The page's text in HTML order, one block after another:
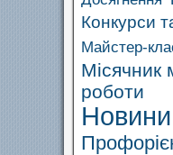
Конкурси
Майстер-
Місячник
роботи
Новини